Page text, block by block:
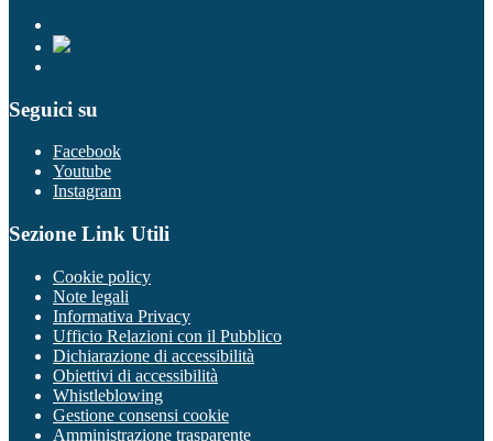
Seguici su
Facebook
Youtube
Instagram
Sezione Link Utili
Cookie policy
Note legali
Informativa Privacy
Ufficio Relazioni con il Pubblico
Dichiarazione di accessibilità
Obiettivi di accessibilità
Whistleblowing
Gestione consensi cookie
Amministrazione trasparente